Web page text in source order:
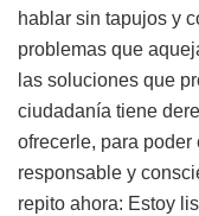
hablar sin tapujos y
problemas que
las soluciones que
ciudadanía tiene
ofrecerle, para poder
responsable y
repito ahora: Estoy